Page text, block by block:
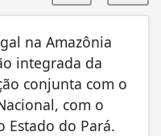
na Amazônia
integrada da
conjunta com o
com o
do Pará.